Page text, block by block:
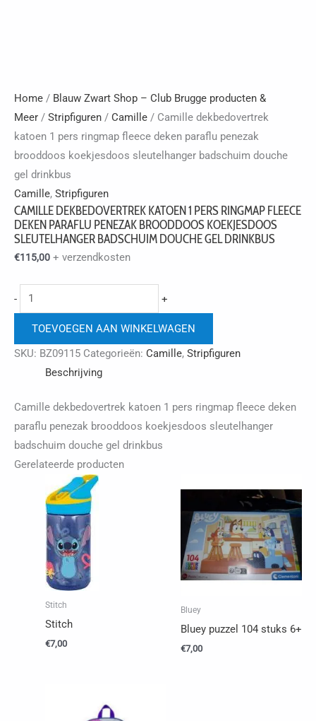
Home / Blauw Zwart Shop – Club Brugge producten &
Meer / Stripfiguren / Camille / Camille dekbedovertrek
katoen 1 pers ringmap fleece deken paraflu penezak
brooddoos koekjesdoos sleutelhanger badschuim douche
gel drinkbus
Camille, Stripfiguren
CAMILLE DEKBEDOVERTREK KATOEN 1 PERS RINGMAP FLEECE
DEKEN PARAFLU PENEZAK BROODDOOS KOEKJESDOOS
SLEUTELHANGER BADSCHUIM DOUCHE GEL DRINKBUS
€115,00 + verzendkosten
-
Camille
dekbedovertrek
katoen
1
fleece
deken
paraflu
penezak
brooddoos
koekjesdoos
sleutelhanger
badschuim
douche
+
TOEVOEGEN AAN WINKELWAGEN
SKU: BZ09115 Categorieën: Camille, Stripfiguren
Beschrijving
Camille dekbedovertrek katoen 1 pers ringmap fleece deken
paraflu penezak brooddoos koekjesdoos sleutelhanger
badschuim douche gel drinkbus
Gerelateerde producten
Stitch
Stitch
€7,00
Bluey
Bluey puzzel 104 stuks 6+
€7,00